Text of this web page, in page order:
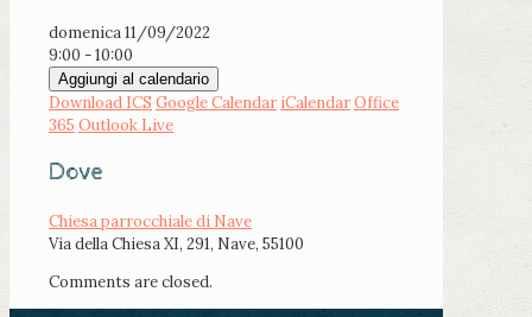
domenica 11/09/2022
9:00 - 10:00
Aggiungi al calendario
Download ICS Google Calendar iCalendarOffice
365 Outlook Live
Dove
Chiesa parrocchiale di Nave
Via della Chiesa XI, 291, Nave, 55100
Comments are closed.